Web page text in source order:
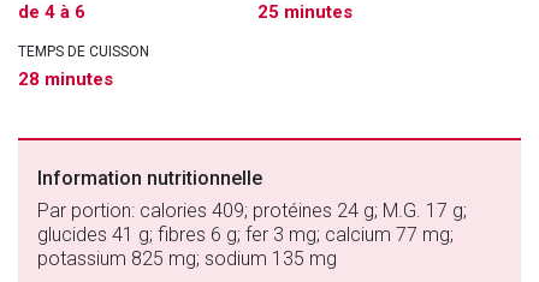
de 4 à 6 25 minutes
TEMPS DE CUISSON
28 minutes
Information nutritionnelle
Par portion: calories 409; protéines 24 g; M.G. 17 g;
glucides 41 g; fibres 6 g; fer 3 mg; calcium 77 mg;
potassium 825 mg; sodium 135 mg